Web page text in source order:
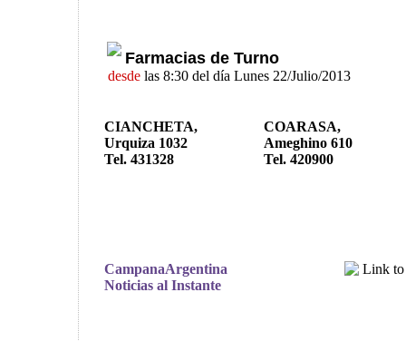
Farmacias de Turno
desde las 8:30 del día Lunes 22/Julio/2013
CIANCHETA,
Urquiza 1032
Tel. 431328
COARASA,
Ameghino 610
Tel. 420900
CampanaArgentina
Noticias al Instante